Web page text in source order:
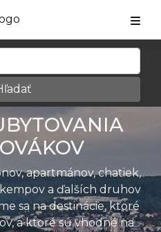
apartmánov, chatiek,
a ďalších druhov
sa na destinácie, ktoré
a ktoré sú vhodné na